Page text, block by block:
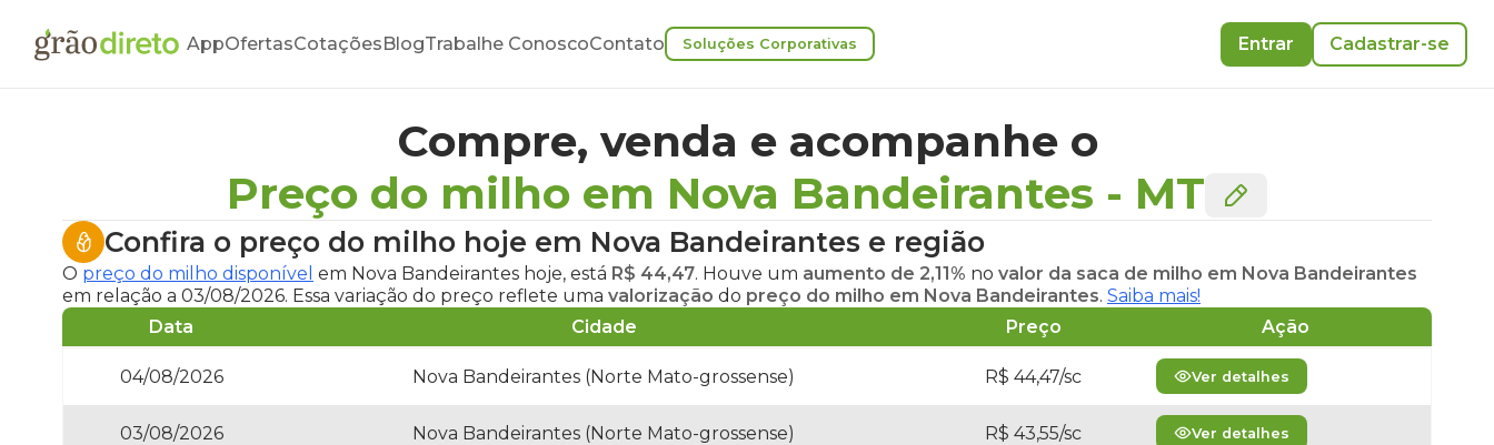
AppOfertasCotaçõesBlogTrabalhe ConoscoContato Soluções Corporativas Entrar Cadastrar-se
Compre, venda e acompanhe o
Preço do milho em Nova Bandeirantes - MT
Confira o preço do milho hoje em Nova Bandeirantes e região
O preço do milho disponível em Nova Bandeirantes hoje, está R$ 44,47. Houve um aumento de 2,11% no valor da saca de milho em Nova Bandeirantes
em relação a 03/08/2026. Essa variação do preço reflete uma valorização do preço do milho em Nova Bandeirantes. Saiba mais!
Data
Cidade Preço Ação
04/08/2026 Nova Bandeirantes (Norte Mato-grossense) R$ 44,47/sc Ver detalhes
03/08/2026 Nova Bandeirantes (Norte Mato-grossense) R$ 43,55/sc Ver detalhes